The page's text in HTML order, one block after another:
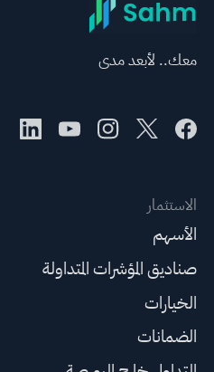
معك.. لأبعد مدى
الاستثمار
الأسهم
صناديق المؤشرات المتداولة
الخيارات
الضمانات